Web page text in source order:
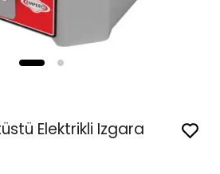
Elektrikli Izgara